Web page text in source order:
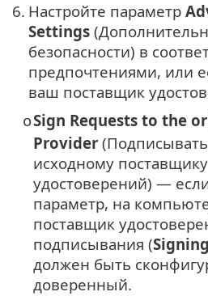
6. Настройте параметр
Settings
безопасности) в
предпочтениями, или
ваш поставщик
oSign Requests to the
Provider
исходному поставщику
удостоверений) —
параметр, на
поставщик
подписывания (
должен быть
доверенный.